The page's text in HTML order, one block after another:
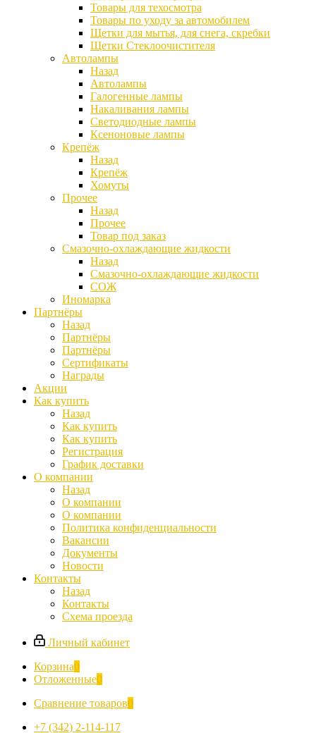
Товары для техосмотра
Товары по уходу за автомобилем
Щетки для мытья, для снега, скребки
Щетки Стеклоочистителя
Автолампы
Назад
Автолампы
Галогенные лампы
Накаливания лампы
Светодиодные лампы
Ксеноновые лампы
Крепёж
Назад
Крепёж
Хомуты
Прочее
Назад
Прочее
Товар под заказ
Смазочно-охлаждающие жидкости
Назад
Смазочно-охлаждающие жидкости
СОЖ
Иномарка
Партнёры
Назад
Партнёры
Партнёры
Сертификаты
Награды
Акции
Как купить
Назад
Как купить
Как купить
Регистрация
График доставки
О компании
Назад
О компании
О компании
Политика конфиденциальности
Вакансии
Документы
Новости
Контакты
Назад
Контакты
Схема проезда
Личный кабинет
Корзина0
Отложенные0
Сравнение товаров0
+7 (342) 2-114-117